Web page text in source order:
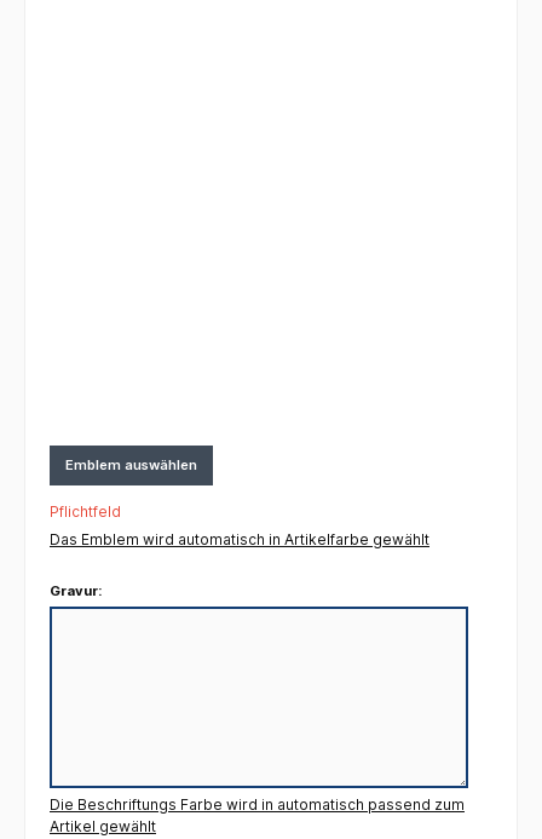
Emblem auswählen
Pflichtfeld
Das Emblem wird automatisch in Artikelfarbe gewählt
Gravur:
Die Beschriftungs Farbe wird in automatisch passend zum
Artikel gewählt